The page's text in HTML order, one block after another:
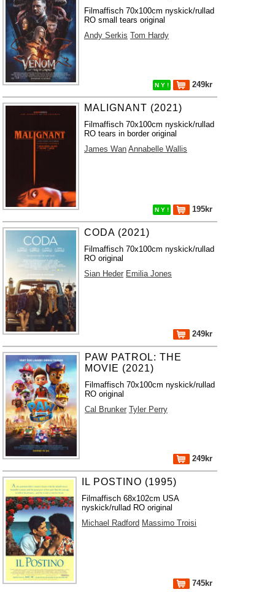
Filmaffisch 70x100cm nyskick/rullad
RO small tears original
Andy Serkis Tom Hardy
N Y ! 249kr
MALIGNANT (2021)
Filmaffisch 70x100cm nyskick/rullad
RO tears in border original
James Wan Annabelle Wallis
N Y ! 195kr
CODA (2021)
Filmaffisch 70x100cm nyskick/rullad
RO original
Sian Heder Emilia Jones
249kr
PAW PATROL: THE
MOVIE (2021)
Filmaffisch 70x100cm nyskick/rullad
RO original
Cal Brunker Tyler Perry
249kr
IL POSTINO (1995)
Filmaffisch 68x102cm USA
nyskick/rullad RO original
Michael Radford Massimo Troisi
745kr